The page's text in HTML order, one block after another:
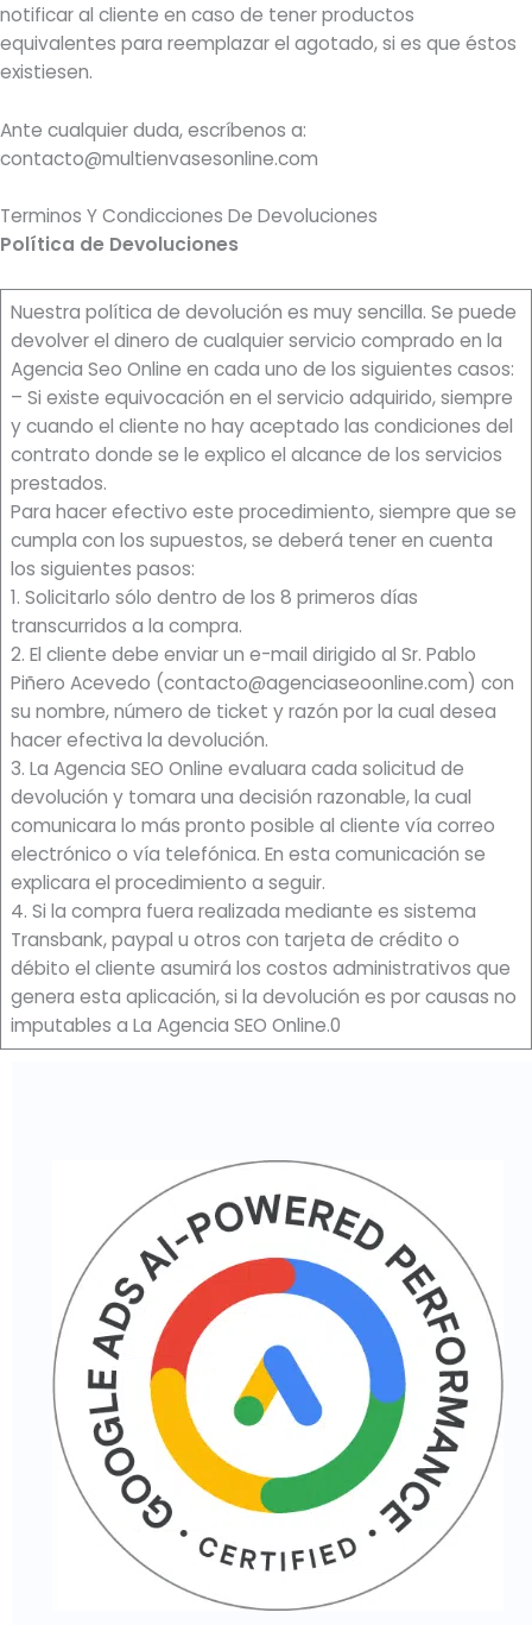
notificar al cliente en caso de tener productos
equivalentes para reemplazar el agotado, si es que éstos
existiesen.
Ante cualquier duda, escríbenos a:
contacto@multienvasesonline.com
Terminos Y Condicciones De Devoluciones
Política de Devoluciones
Nuestra política de devolución es muy sencilla. Se puede
devolver el dinero de cualquier servicio comprado en la
Agencia Seo Online en cada uno de los siguientes casos:
– Si existe equivocación en el servicio adquirido, siempre
y cuando el cliente no hay aceptado las condiciones del
contrato donde se le explico el alcance de los servicios
prestados.
Para hacer efectivo este procedimiento, siempre que se
cumpla con los supuestos, se deberá tener en cuenta
los siguientes pasos:
1. Solicitarlo sólo dentro de los 8 primeros días
transcurridos a la compra.
2. El cliente debe enviar un e-mail dirigido al Sr. Pablo
Piñero Acevedo (contacto@agenciaseoonline.com) con
su nombre, número de ticket y razón por la cual desea
hacer efectiva la devolución.
3. La Agencia SEO Online evaluara cada solicitud de
devolución y tomara una decisión razonable, la cual
comunicara lo más pronto posible al cliente vía correo
electrónico o vía telefónica. En esta comunicación se
explicara el procedimiento a seguir.
4. Si la compra fuera realizada mediante es sistema
Transbank, paypal u otros con tarjeta de crédito o
débito el cliente asumirá los costos administrativos que
genera esta aplicación, si la devolución es por causas no
imputables a La Agencia SEO Online.0